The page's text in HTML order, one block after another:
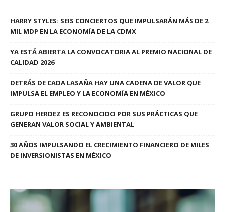
HARRY STYLES: SEIS CONCIERTOS QUE IMPULSARÁN MÁS DE 2
MIL MDP EN LA ECONOMÍA DE LA CDMX
YA ESTÁ ABIERTA LA CONVOCATORIA AL PREMIO NACIONAL DE
CALIDAD 2026
DETRÁS DE CADA LASAÑA HAY UNA CADENA DE VALOR QUE
IMPULSA EL EMPLEO Y LA ECONOMÍA EN MÉXICO
GRUPO HERDEZ ES RECONOCIDO POR SUS PRÁCTICAS QUE
GENERAN VALOR SOCIAL Y AMBIENTAL
30 AÑOS IMPULSANDO EL CRECIMIENTO FINANCIERO DE MILES
DE INVERSIONISTAS EN MÉXICO